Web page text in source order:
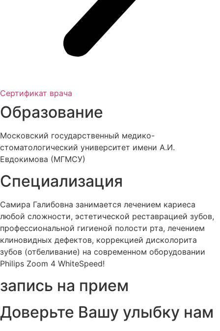
Сертификат врача
Образование
Московский государственный медико-
стоматологический университет имени А.И.
Евдокимова (МГМСУ)
Специализация
Самира Галибовна занимается лечением кариеса
любой сложности, эстетической реставрацией зубов,
профессиональной гигиеной полости рта, лечением
клиновидных дефектов, коррекцией дисколорита
зубов (отбеливание) на современном оборудовании
Philips Zoom 4 WhiteSpeed!
запись на прием
Доверьте Вашу улыбку нам